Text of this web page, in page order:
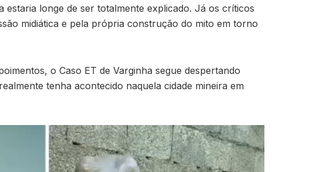
longe de ser totalmente explicado. Já os críticos
midiática e pela própria construção do mito em torno
o Caso ET de Varginha segue despertando
tenha acontecido naquela cidade mineira em